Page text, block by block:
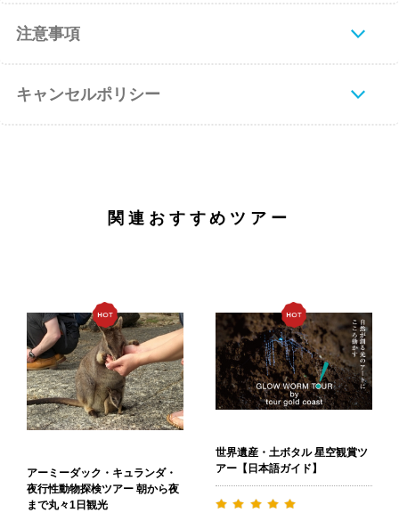
注意事項
キャンセルポリシー
関連おすすめツアー
アーミーダック・キュランダ・
夜行性動物探検ツアー 朝から夜
まで丸々1日観光
世界遺産・土ボタル 星空観賞ツ
アー【日本語ガイド】